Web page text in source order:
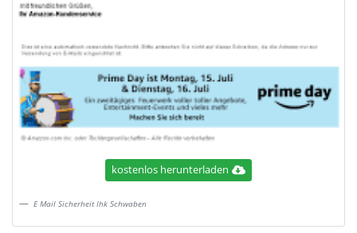
kostenlos herunterladen
E Mail Sicherheit Ihk Schwaben